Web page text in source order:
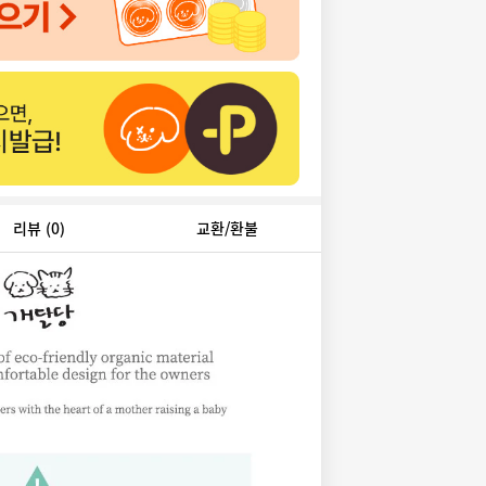
리뷰 (0) 교환/환불